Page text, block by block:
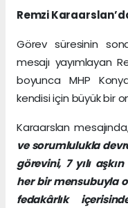
Remzi
Görev süresinin
mesajı yayımlayan
boyunca MHP
kendisi için büyük bir
Karaarslan
ve sorumlulukla
görevini, 7 yılı
her bir mensubuyla
fedakârlık